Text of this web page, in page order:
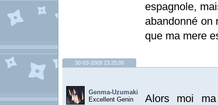
espagnole,
abandonné on
que ma mere
30-03-2009 23:25:00
Genma-Uzumaki
Excellent Genin
Alors moi